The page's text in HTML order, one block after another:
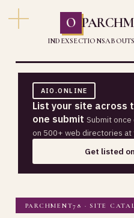
O
INDEXSECTIONSABOUT
AIO.ONLINE
List your site across
one submit Submit once
on 500+ web directories at
Get listed
PARCHMENT78 · SITE